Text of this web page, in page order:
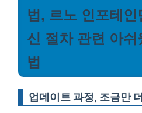
법, 르노 인포테
신 절차 관련 아쉬
법
업데이트 과정, 조금만